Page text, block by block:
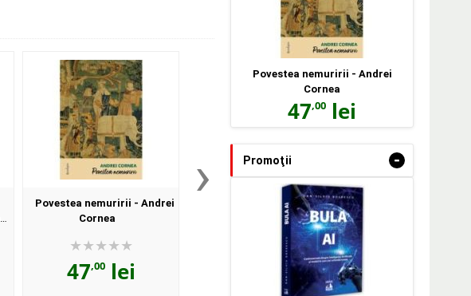
Povestea nemuririi - Andrei
Cornea
47,00lei
Bula AI. Controversele
despre Inteligenta Artificiala
si modul in care (se) schimba
lumea - Dan-Silviu Boerescu
lei
(-20%)
›
Povestea nemuririi - Andrei
Cornea
47,00 lei
Promoţii -